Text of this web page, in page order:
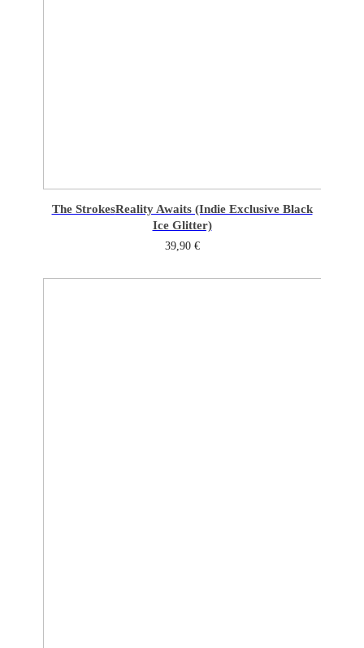
The StrokesReality Awaits (Indie Exclusive Black
Ice Glitter)
39,90 €